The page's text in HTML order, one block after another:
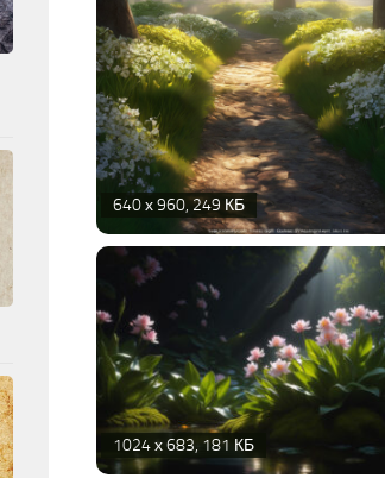
640 х 960, 249 КБ
1024 х 683, 181 КБ